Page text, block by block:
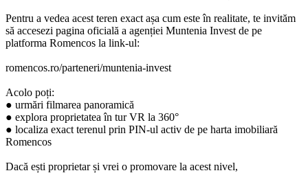
Pentru a vedea acest teren exact așa cum este în realitate, te invităm
să accesezi pagina oficială a agenției Muntenia Invest de pe
platforma Romencos la link-ul:
romencos.ro/parteneri/muntenia-invest
Acolo poți:
● urmări filmarea panoramică
● explora proprietatea în tur VR la 360°
● localiza exact terenul prin PIN-ul activ de pe harta imobiliară
Romencos
Dacă ești proprietar și vrei o promovare la acest nivel,